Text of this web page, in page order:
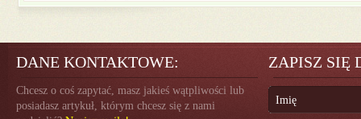
DANE KONTAKTOWE:
Chcesz o coś zapytać, masz jakieś wątpliwości lub
posiadasz artykuł, którym chcesz się z nami
ZAPISZ SIĘ